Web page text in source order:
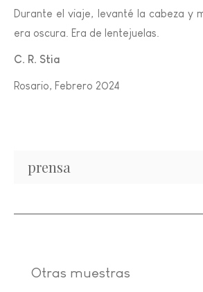
Durante el viaje, levanté la cabeza y
era oscura. Era de lentejuelas.
C. R. Stia
Rosario, Febrero 2024
prensa
Otras muestras